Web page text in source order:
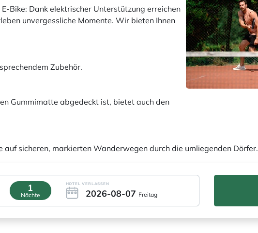
Bike: Dank elektrischer Unterstützung erreichen
unvergessliche Momente. Wir bieten Ihnen
Zubehör.
Gummimatte abgedeckt ist, bietet auch den
auf sicheren, markierten Wanderwegen durch die umliegenden Dörfer.
1
Nächte
HOTEL VERLASSEN
2026-08-07 Freitag